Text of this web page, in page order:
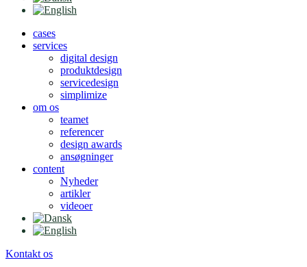
cases
services
digital design
produktdesign
servicedesign
simplimize
om os
teamet
referencer
design awards
ansøgninger
content
Nyheder
artikler
videoer
Kontakt os